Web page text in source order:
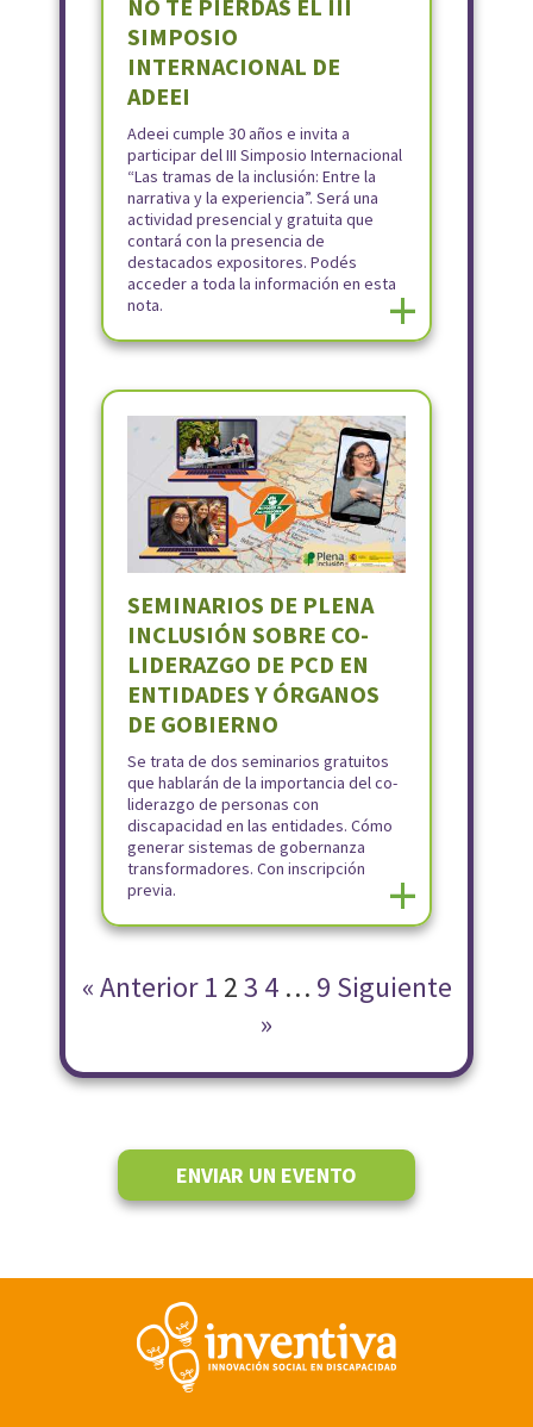
NO TE PIERDAS EL III
SIMPOSIO
INTERNACIONAL DE
ADEEI
Adeei cumple 30 años e invita a
participar del III Simposio Internacional
“Las tramas de la inclusión: Entre la
narrativa y la experiencia”. Será una
actividad presencial y gratuita que
contará con la presencia de
destacados expositores. Podés
acceder a toda la información en esta
nota.
+
SEMINARIOS DE PLENA
INCLUSIÓN SOBRE CO-
LIDERAZGO DE PCD EN
ENTIDADES Y ÓRGANOS
DE GOBIERNO
Se trata de dos seminarios gratuitos
que hablarán de la importancia del co-
liderazgo de personas con
discapacidad en las entidades. Cómo
generar sistemas de gobernanza
transformadores. Con inscripción
previa.
+
« Anterior 1 23 4 … 9 Siguiente
»
ENVIAR UN EVENTO